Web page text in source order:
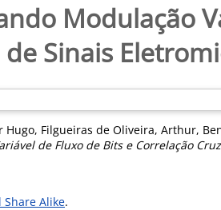
Modulação
Sinais
Hugo, Filgueiras de Oliveira, Arthur,
de Fluxo de Bits e Correlação
Alike.